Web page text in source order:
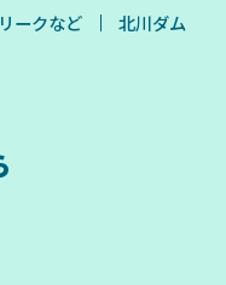
ークなど 北川ダム